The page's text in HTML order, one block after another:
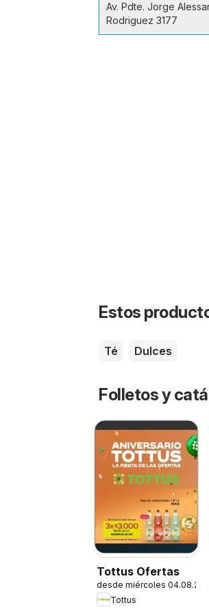
Av. Pdte. Jorge
Rodriguez 3177
Estos
Té Dulces
Folletos y
Tottus Ofertas
desde miércoles
Tottus